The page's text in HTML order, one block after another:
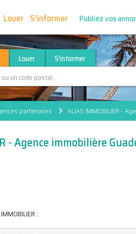
Louer S'informer Publiez vos
Louer S'informer
partenaires ALIAS IMMOBILIER -
- Agence immobilière
: